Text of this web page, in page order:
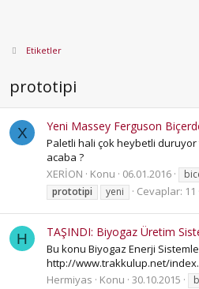
Etiketler
prototipi
X Yeni Massey Ferguson
Paletli hali çok heybetli duruyor
acaba ?
XERİON
Konu 06.01.2016
prototipi
yeni Cevaplar: 11
H TAŞINDI: Biyogaz Üretim
Bu konu Biyogaz Enerji
http://www.trakkulup.net/
Hermiyas
Konu 30.10.2015